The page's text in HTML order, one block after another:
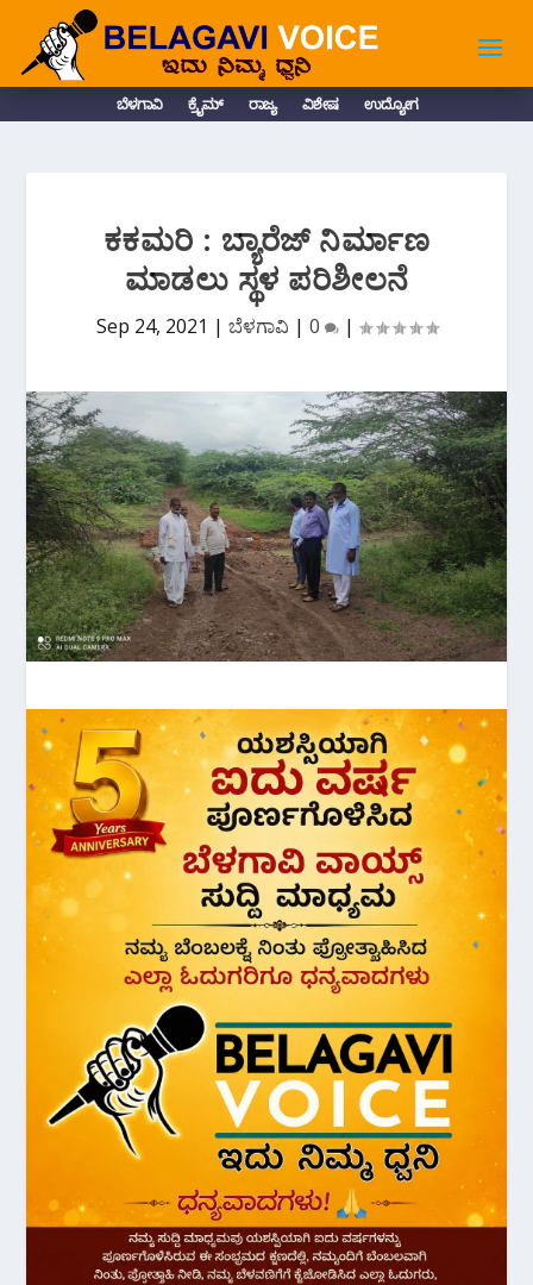
ಬೆಳಗಾವಿ ಕ್ರೈಮ್ ರಾಜ್ಯ ವಿಶೇಷ ಉದ್ಯೋಗ
ಕಕಮರಿ : ಬ್ಯಾರೆಜ್ ನಿರ್ಮಾಣ
ಮಾಡಲು ಸ್ಥಳ ಪರಿಶೀಲನೆ
Sep 24, 2021 | ಬೆಳಗಾವಿ | 0 |